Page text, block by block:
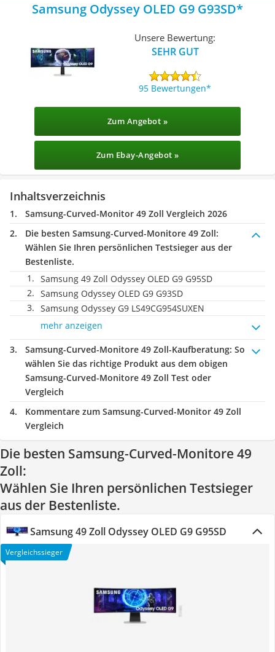
Samsung Odyssey OLED G9 G93SD
Unsere Bewertung:
SEHR GUT
95 Bewertungen
Zum Angebot »
Zum Ebay-Angebot »
Inhaltsverzeichnis
Samsung-Curved-Monitor 49 Zoll Vergleich 2026
Die besten Samsung-Curved-Monitore 49 Zoll:
Wählen Sie Ihren persönlichen Testsieger aus der
Bestenliste.
Samsung 49 Zoll Odyssey OLED G9 G95SD
Samsung Odyssey OLED G9 G93SD
Samsung Odyssey G9 LS49CG954SUXEN
mehr anzeigen
Samsung-Curved-Monitore 49 Zoll-Kaufberatung: So
wählen Sie das richtige Produkt aus dem obigen
Samsung-Curved-Monitore 49 Zoll Test oder
Vergleich
Kommentare zum Samsung-Curved-Monitor 49 Zoll
Vergleich
Die besten Samsung-Curved-Monitore 49
Zoll:
Wählen Sie Ihren persönlichen Testsieger
aus der Bestenliste.
Samsung 49 Zoll Odyssey OLED G9 G95SD
Vergleichssieger